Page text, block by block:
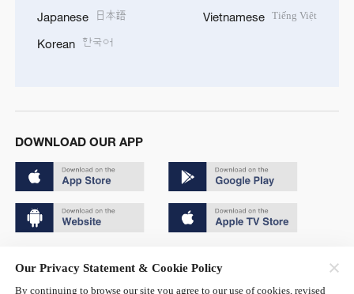
Japanese 日本語
Korean 한국어
Vietnamese Tiếng Việt
DOWNLOAD OUR APP
Our Privacy Statement & Cookie Policy
By continuing to browse our site you agree to our use of cookies, revised